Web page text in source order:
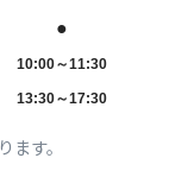
●
10:00～11:30
13:30～17:30
す。